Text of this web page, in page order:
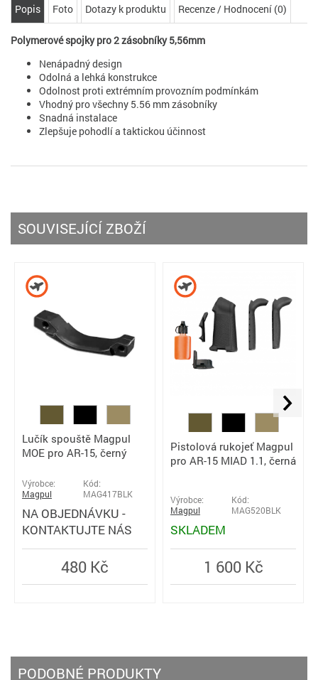
Popis Foto Dotazy k produktu Recenze / Hodnocení (0)
Polymerové spojky pro 2 zásobníky 5,56mm
Nenápadný design
Odolná a lehká konstrukce
Odolnost proti extrémním provozním podmínkám
Vhodný pro všechny 5.56 mmzásobníky
Snadná instalace
Zlepšuje pohodlía taktickou účinnost
SOUVISEJÍCÍ ZBOŽÍ
Lučík spouště Magpul
MOE pro AR-15, černý
Výrobce:
Magpul
Kód:
MAG417BLK
NA OBJEDNÁVKU -
KONTAKTUJTE NÁS
480 Kč
Pistolová rukojeť Magpul
pro AR-15 MIAD 1.1, černá
Výrobce:
Magpul
Kód:
MAG520BLK
SKLADEM
1 600 Kč
PODOBNÉ PRODUKTY